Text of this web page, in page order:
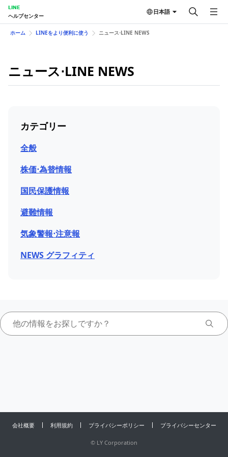
LINE
ヘルプセンター
日本語
ホーム LINEをより便利に使う ニュース⋅LINE NEWS
ニュース⋅LINE NEWS
カテゴリー
全般
株価⋅為替情報
国民保護情報
避難情報
気象警報⋅注意報
NEWS グラフィティ
会社概要 利用規約 プライバシーポリシー プライバシーセンター
© LY Corporation